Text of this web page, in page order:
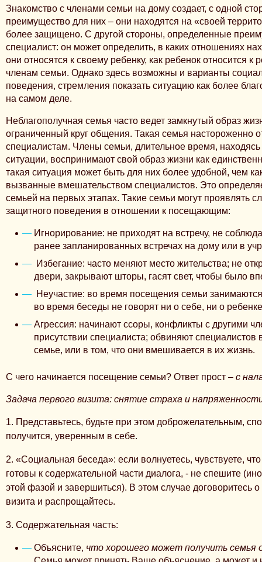
Знакомство с членами семьи на дому создает, с одной
преимущество для них – они находятся на «своей
более защищено. С другой стороны, определенные
специалист: он может определить, в каких отношениях
они относятся к своему ребенку, как ребенок относится к
членам семьи. Однако здесь возможны и варианты
поведения, стремления показать ситуацию как более
на самом деле.
Неблагополучная семья часто ведет замкнутый образ
ограниченный круг общения. Такая семья настороженно
специалистам. Члены семьи, длительное время,
ситуации, воспринимают свой образ жизни как
такая ситуация может быть для них более удобной, чем
вызванные вмешательством специалистов. Это
семьей на первых этапах. Такие семьи могут проявлять
защитного поведения в отношении к посещающим:
Игнорирование: не приходят на встречу, не
ранее запланированных встречах на дому или в
Избегание: часто меняют место жительства; не
двери, закрывают шторы, гасят свет, чтобы было
Неучастие: во время посещения семьи
во время беседы не говорят ни о себе, ни о
Агрессия: начинают ссоры, конфликты с другими
присутствии специалиста; обвиняют специалистов
семье, или в том, что они вмешивается в их жизнь.
С чего начинается посещение семьи? Ответ прост – с
Задача первого визита: снятие страха и
1. Представьтесь, будьте при этом доброжелательным,
получится, уверенным в себе.
2. «Социальная беседа»: если волнуетесь, чувствуете,
готовы к содержательной части диалога, - не спешите
этой фазой и завершиться). В этом случае договоритесь
визита и распрощайтесь.
3. Содержательная часть:
Объясните, что хорошего может получить семья